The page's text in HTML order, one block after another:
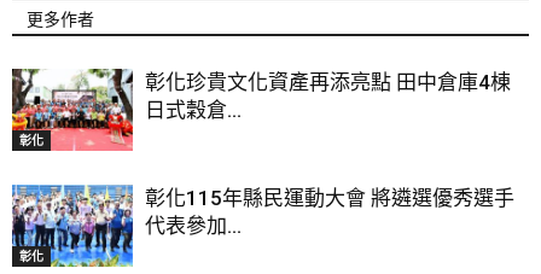
更多作者
彰化
彰化珍貴文化資產再添亮點 田中倉庫4棟
日式穀倉...
彰化
彰化115年縣民運動大會 將遴選優秀選手
代表參加...